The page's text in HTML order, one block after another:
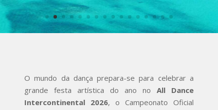
O mundo da dança prepara-se para celebrar a
grande festa artística do ano no All Dance
Intercontinental 2026, o Campeonato Oficial